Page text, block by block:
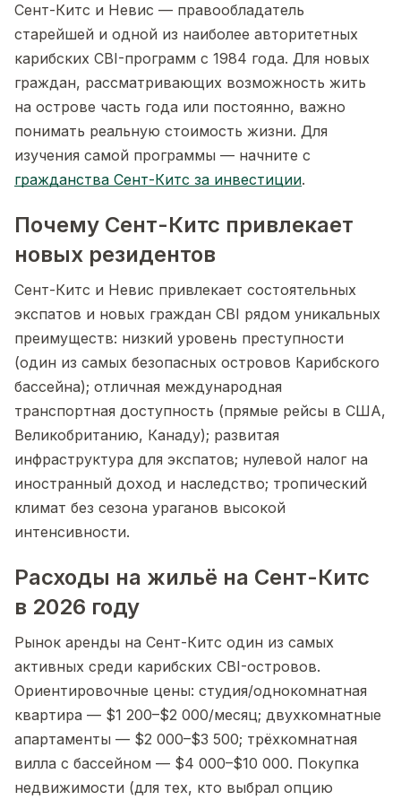
Сент-Китс и Невис — правообладатель
старейшей и одной из наиболее авторитетных
карибских CBI-программ с 1984 года. Для новых
граждан, рассматривающих возможность жить
на острове часть года или постоянно, важно
понимать реальную стоимость жизни. Для
изучения самой программы — начните с
гражданства Сент-Китс за инвестиции.
Почему Сент-Китс привлекает
новых резидентов
Сент-Китс и Невис привлекает состоятельных
экспатов и новых граждан CBI рядом уникальных
преимуществ: низкий уровень преступности
(один из самых безопасных островов Карибского
бассейна); отличная международная
транспортная доступность (прямые рейсы в США,
Великобританию, Канаду); развитая
инфраструктура для экспатов; нулевой налог на
иностранный доход и наследство; тропический
климат без сезона ураганов высокой
интенсивности.
Расходы на жильё на Сент-Китс
в 2026 году
Рынок аренды на Сент-Китс один из самых
активных среди карибских CBI-островов.
Ориентировочные цены: студия/однокомнатная
квартира — $1 200–$2 000/месяц; двухкомнатные
апартаменты — $2 000–$3 500; трёхкомнатная
вилла с бассейном — $4 000–$10 000. Покупка
недвижимости (для тех, кто выбрал опцию